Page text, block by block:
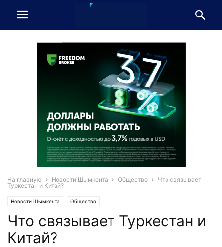
На главную Новости Шымкента Общество
Что связывает
Туркестан и Китай?
Новости Шымкента Общество
Что связывает Туркестан и
Китай?